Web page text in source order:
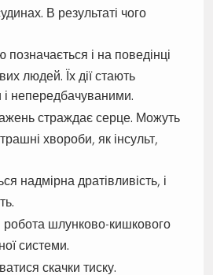
В результаті чого
позначається і на поведінці
людей. Їх дії стають
непередбачуваними.
страждає серце. Можуть
хвороби, як інсульт,
надмірна дратівливість, і
робота шлунково-кишкового
системи.
скачки тиску.